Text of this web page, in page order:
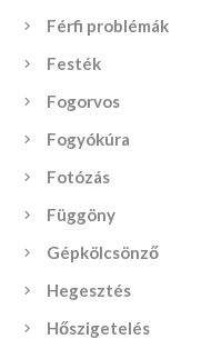
Férfi problémák
Festék
Fogorvos
Fogyókúra
Fotózás
Függöny
Gépkölcsönző
Hegesztés
Hőszigetelés